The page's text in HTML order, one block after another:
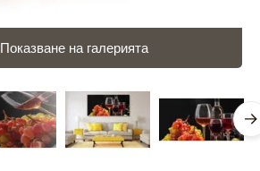
Показване на галерията